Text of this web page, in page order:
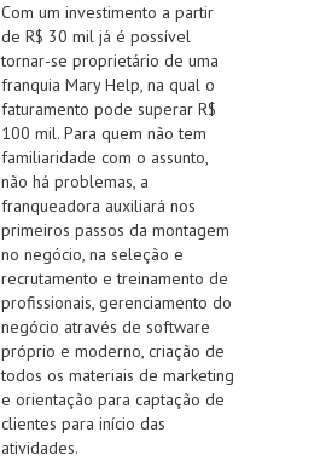
Com um investimento a partir
de R$ 30 mil já é possível
tornar-se proprietário de uma
franquia Mary Help, na qual o
faturamento pode superar R$
100 mil. Para quem não tem
familiaridade com o assunto,
não há problemas, a
franqueadora auxiliará nos
primeiros passos da montagem
no negócio, na seleção e
recrutamento e treinamento de
profissionais, gerenciamento do
negócio através de software
próprio e moderno, criação de
todos os materiais de marketing
e orientação para captação de
clientes para início das
atividades.